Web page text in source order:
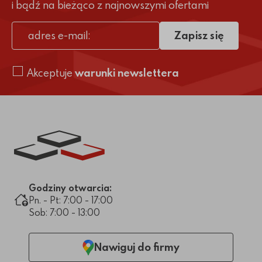
i bądź na bieżąco z najnowszymi ofertami
adres e-mail
Akceptuje warunki newslettera
Zapisz się
Link do strony głównej
Godziny otwarcia:
Pn. - Pt: 7:00 - 17:00
Sob: 7:00 - 13:00
Nawiguj do firmy